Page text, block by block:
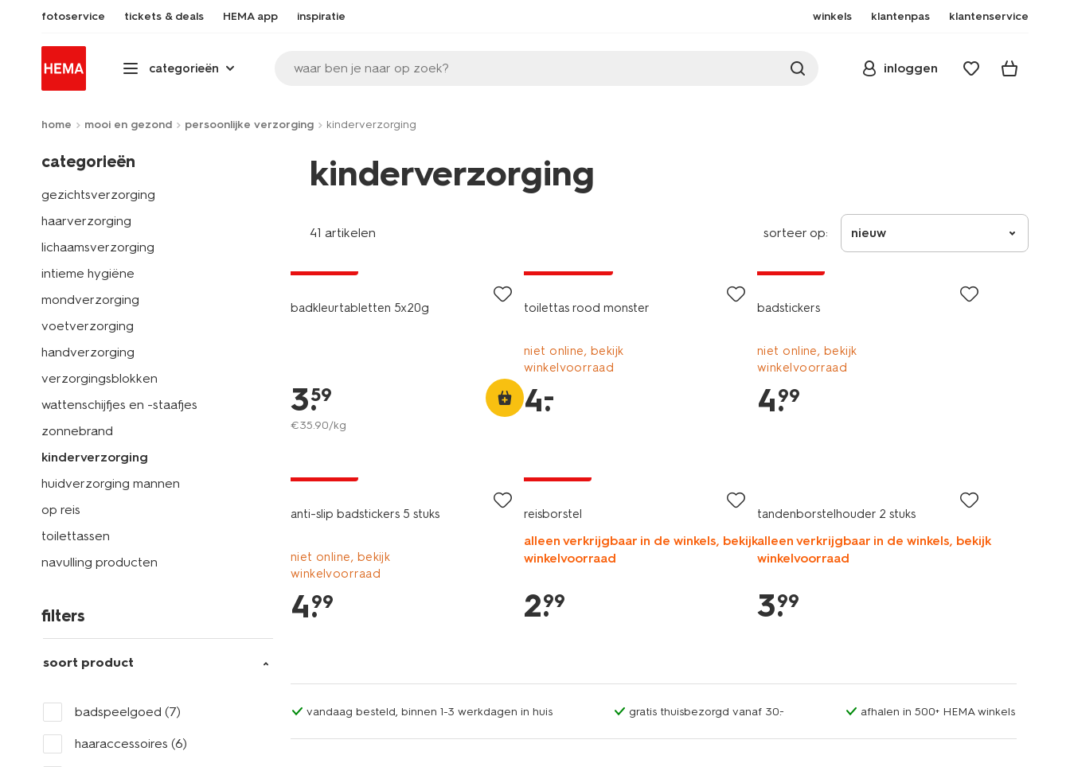
fotoservice tickets & deals HEMA app inspiratie winkels klantenpas klantenservice
categorieën waar ben je naar op zoek? inloggen
home mooi en gezond persoonlijke verzorging kinderverzorging
categorieën
gezichtsverzorging
haarverzorging
lichaamsverzorging
intieme hygiëne
mondverzorging
voetverzorging
handverzorging
verzorgingsblokken
wattenschijfjes en -staafjes
zonnebrand
kinderverzorging
huidverzorging mannen
op reis
toilettassen
navulling producten
filters
soort product
badspeelgoed (7)
haaraccessoires (6)
kinderverzorging
41 artikelen sorteer op: nieuw
vegan
badkleurtabletten 5x20g
3.
59
€35.90/kg
toilettas rood monster
niet online, bekijk
winkelvoorraad
4.
–
badstickers
niet online, bekijk
winkelvoorraad
4.
99
anti-slip badstickers 5 stuks
niet online, bekijk
winkelvoorraad
4.
99
reisborstel
alleen verkrijgbaar in de winkels, bekijk
winkelvoorraad
2.
99
tandenborstelhouder 2 stuks
alleen verkrijgbaar in de winkels, bekijk
winkelvoorraad
3.
99
vandaag besteld, binnen 1-3 werkdagen in huis gratis thuisbezorgd vanaf 30.- afhalen in 500+ HEMA winkels